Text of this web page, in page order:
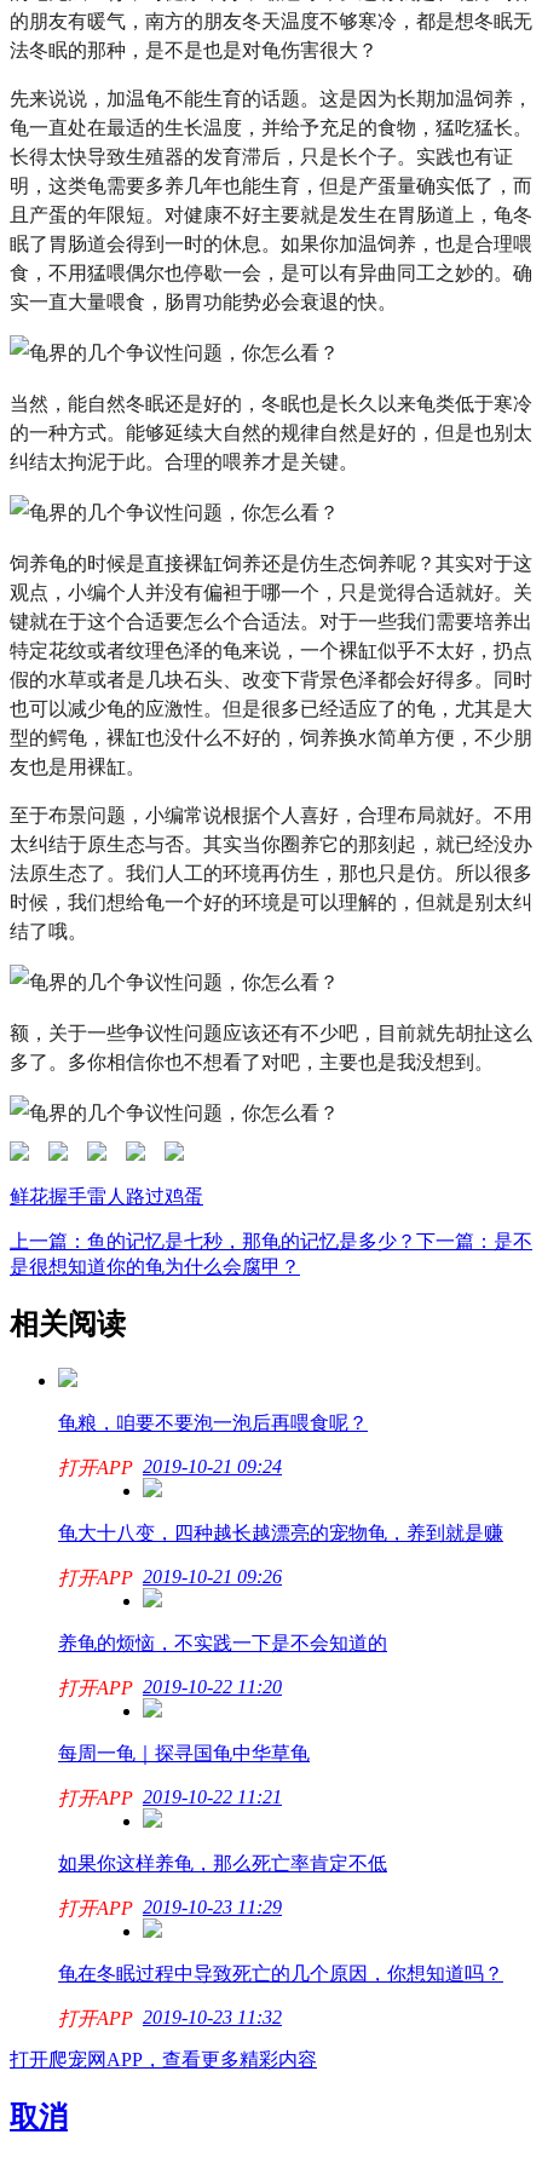
的朋友有暖气，南方的朋友冬天温度不够寒冷，都是想冬眠无
法冬眠的那种，是不是也是对龟伤害很大？
先来说说，加温龟不能生育的话题。这是因为长期加温饲养，
龟一直处在最适的生长温度，并给予充足的食物，猛吃猛长。
长得太快导致生殖器的发育滞后，只是长个子。实践也有证
明，这类龟需要多养几年也能生育，但是产蛋量确实低了，而
且产蛋的年限短。对健康不好主要就是发生在胃肠道上，龟冬
眠了胃肠道会得到一时的休息。如果你加温饲养，也是合理喂
食，不用猛喂偶尔也停歇一会，是可以有异曲同工之妙的。确
实一直大量喂食，肠胃功能势必会衰退的快。
当然，能自然冬眠还是好的，冬眠也是长久以来龟类低于寒冷
的一种方式。能够延续大自然的规律自然是好的，但是也别太
纠结太拘泥于此。合理的喂养才是关键。
饲养龟的时候是直接裸缸饲养还是仿生态饲养呢？其实对于这
观点，小编个人并没有偏袒于哪一个，只是觉得合适就好。关
键就在于这个合适要怎么个合适法。对于一些我们需要培养出
特定花纹或者纹理色泽的龟来说，一个裸缸似乎不太好，扔点
假的水草或者是几块石头、改变下背景色泽都会好得多。同时
也可以减少龟的应激性。但是很多已经适应了的龟，尤其是大
型的鳄龟，裸缸也没什么不好的，饲养换水简单方便，不少朋
友也是用裸缸。
至于布景问题，小编常说根据个人喜好，合理布局就好。不用
太纠结于原生态与否。其实当你圈养它的那刻起，就已经没办
法原生态了。我们人工的环境再仿生，那也只是仿。所以很多
时候，我们想给龟一个好的环境是可以理解的，但就是别太纠
结了哦。
额，关于一些争议性问题应该还有不少吧，目前就先胡扯这么
多了。多你相信你也不想看了对吧，主要也是我没想到。
鲜花握手雷人 路过鸡蛋
上一篇：鱼的记忆是七秒，那龟的记忆是多少？ 下一篇：是不
是很想知道你的龟为什么会腐甲？
相关阅读
龟粮，咱要不要泡一泡后再喂食呢？
2019-10-21 09:24
打开APP
龟大十八变，四种越长越漂亮的宠物龟，养到就是赚
2019-10-21 09:26
打开APP
养龟的烦恼，不实践一下是不会知道的
2019-10-22 11:20
打开APP
每周一龟｜探寻国龟中华草龟
2019-10-22 11:21
打开APP
如果你这样养龟，那么死亡率肯定不低
2019-10-23 11:29
打开APP
龟在冬眠过程中导致死亡的几个原因，你想知道吗？
2019-10-23 11:32
打开APP
打开爬宠网APP，查看更多精彩内容
取消